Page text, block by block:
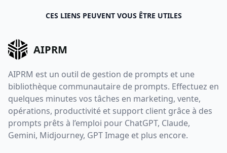
CES LIENS PEUVENT VOUS ÊTRE UTILES
AIPRM
AIPRM est un outil de gestion de prompts et une
bibliothèque communautaire de prompts. Effectuez en
quelques minutes vos tâches en marketing, vente,
opérations, productivité et support client grâce à des
prompts prêts à l’emploi pour ChatGPT, Claude,
Gemini, Midjourney, GPT Image et plus encore.